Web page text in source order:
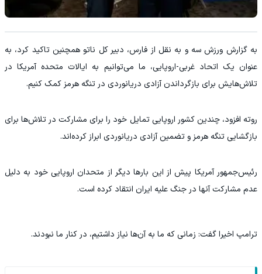
به گزارش ورزش سه و به نقل از فارس، دبیر کل ناتو همچنین تاکید کرد، به
عنوان یک اتحاد غربی-اروپایی، ما می‌توانیم به ایالات متحده آمریکا در
تلاش‌هایش برای بازگرداندن آزادی دریانوردی در تنگه هرمز کمک کنیم.
روته افزود، چندین کشور اروپایی تمایل خود را برای مشارکت در تلاش‌ها برای
بازگشایی تنگه هرمز و تضمین آزادی دریانوردی ابراز کرده‌اند.
رئیس‌جمهور آمریکا پیش از این بارها دیگر از متحدان اروپایی خود به دلیل
عدم مشارکت آنها در جنگ علیه ایران انتقاد کرده است.
ترامپ اخیرا گفت: زمانی که ما به آن‌ها نیاز داشتیم، در کنار ما نبودند.